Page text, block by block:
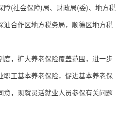
障(社会保障)局、财政局(委)、地方税
汕合作区地方税务局，顺德区地方税
度，扩大养老保险覆盖范围，进一步
职工基本养老保险，促进基本养老保
意，现就灵活就业人员参保有关问题